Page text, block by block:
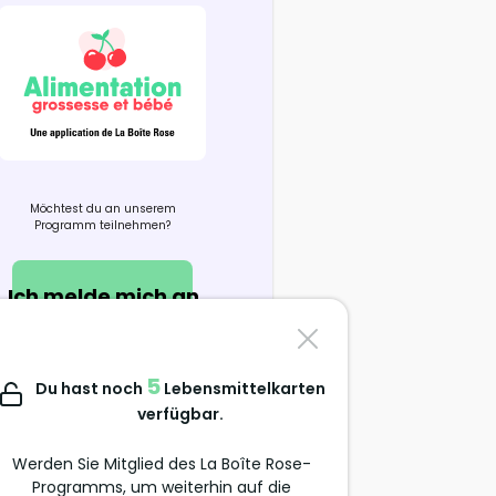
Möchtest du an unserem
Programm teilnehmen?
Ich melde mich an
Kontaktiere uns
support@alimentation-
Du hast noch 5Lebensmittelkarten
verfügbar.
Werden Sie Mitglied des La Boîte Rose-
Programms, um weiterhin auf die